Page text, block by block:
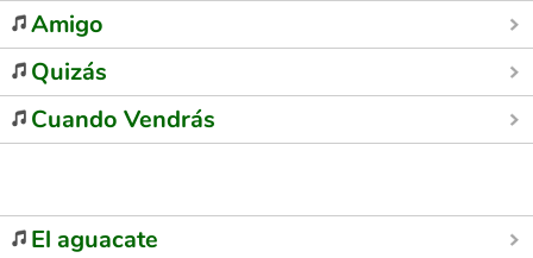
Amigo
Quizás
Cuando Vendrás
El aguacate